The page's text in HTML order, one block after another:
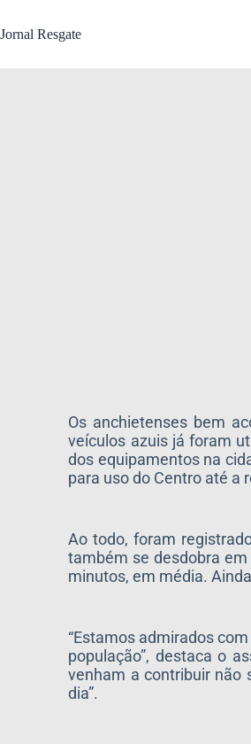
Jornal Resgate
Os anchietenses bem
veículos azuis já foram
dos equipamentos na
para uso do Centro até a
Ao todo, foram
também se desdobra
minutos, em média.
“Estamos admirados
população”, destaca o
venham a contribuir não
dia”.